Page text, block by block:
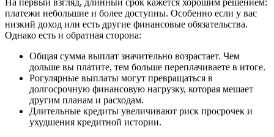
платежи небольшие и более доступны. Особенно если у вас
низкий доход или есть другие финансовые обязательства.
Однако есть и обратная сторона:
Общая сумма выплат значительно возрастает. Чем
дольше вы платите, тем больше переплачиваете в итоге.
Рогулярные выплаты могут превращаться в
долгосрочную финансовую нагрузку, которая мешает
другим планам и расходам.
Длительные кредиты увеличивают риск просрочек и
ухудшения кредитной истории.